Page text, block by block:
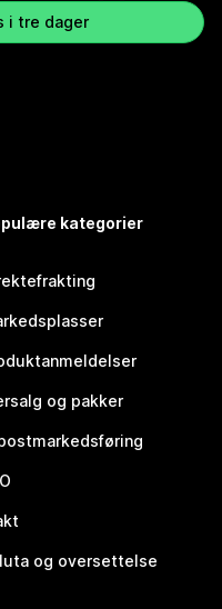
i tre dager
kategorier
og pakker
og oversettelse